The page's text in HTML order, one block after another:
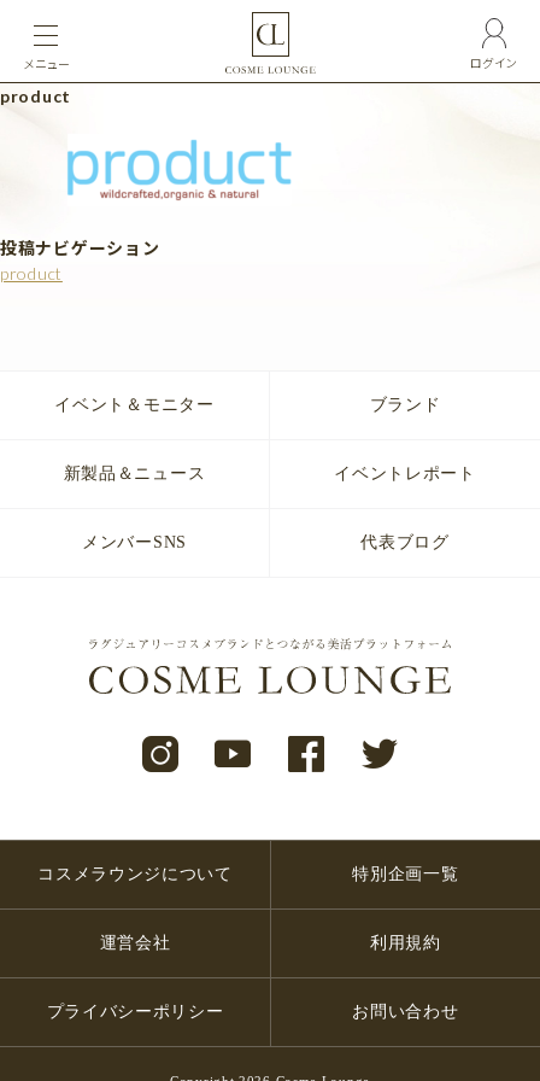
ログイン
メニュー
product
投稿ナビゲーション
product
イベント＆モニター ブランド
新製品＆ニュース イベントレポート
メンバーSNS 代表ブログ
コスメラウンジについて 特別企画一覧
運営会社 利用規約
プライバシーポリシー お問い合わせ